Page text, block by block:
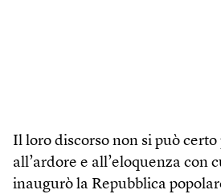
Il loro discorso non si può certo
all’ardore e all’eloquenza con
inaugurò la Repubblica